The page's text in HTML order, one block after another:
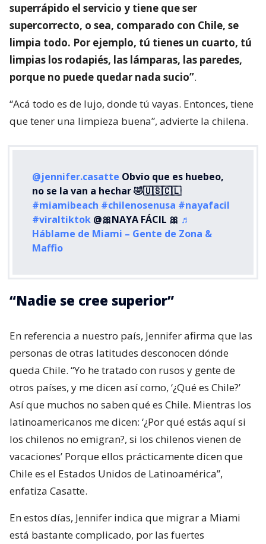
superrápido el servicio y tiene que ser
supercorrecto, o sea, comparado con Chile, se
limpia todo. Por ejemplo, tú tienes un cuarto, tú
limpias los rodapiés, las lámparas, las paredes,
porque no puede quedar nada sucio”.
“Acá todo es de lujo, donde tú vayas. Entonces, tiene
que tener una limpieza buena”, advierte la chilena.
@jennifer.casatte Obvio que es huebeo,
no se la van a hechar 🤣🇺🇸🇨🇱
#miamibeach #chilenosenusa #nayafacil
#viraltiktok @🎀NAYA FÁCIL 🎀 ♬
Háblame de Miami – Gente de Zona &
Maffio
“Nadie se cree superior”
En referencia a nuestro país, Jennifer afirma que las
personas de otras latitudes desconocen dónde
queda Chile. “Yo he tratado con rusos y gente de
otros países, y me dicen así como, ‘¿Qué es Chile?’
Así que muchos no saben qué es Chile. Mientras los
latinoamericanos me dicen: ‘¿Por qué estás aquí si
los chilenos no emigran?, si los chilenos vienen de
vacaciones’ Porque ellos prácticamente dicen que
Chile es el Estados Unidos de Latinoamérica”,
enfatiza Casatte.
En estos días, Jennifer indica que migrar a Miami
está bastante complicado, por las fuertes